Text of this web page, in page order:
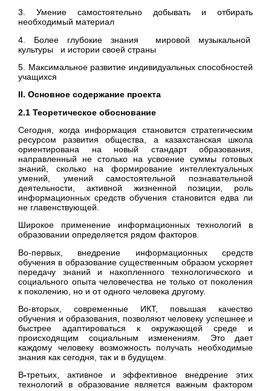
3. Умение самостоятельно добывать и отбирать
необходимый материал
4. Более глубокие знания мировой музыкальной
культуры и истории своей страны
5. Максимальное развитие индивидуальных способностей
учащихся
II. Основное содержание проекта
2.1 Теоретическое обоснование
Сегодня, когда информация становится стратегическим
ресурсом развития общества, а казахстанская школа
ориентирована на новый стандарт образования,
направленный не столько на усвоение суммы готовых
знаний, сколько на формирование интеллектуальных
умений, умений самостоятельной познавательной
деятельности, активной жизненной позиции, роль
информационных средств обучения становится едва ли
не главенствующей.
Широкое применение информационных технологий в
образовании определяется рядом факторов.
Во-первых, внедрение информационных средств
обучения в образование существенным образом ускоряет
передачу знаний и накопленного технологического и
социального опыта человечества не только от поколения
к поколению, но и от одного человека другому.
Во-вторых, современные ИКТ, повышая качество
обучения и образования, позволяют человеку успешнее и
быстрее адаптироваться к окружающей среде и
происходящим социальным изменениям. Это дает
каждому человеку возможность получать необходимые
знания как сегодня, так и в будущем.
В-третьих, активное и эффективное внедрение этих
технологий в образование является важным фактором